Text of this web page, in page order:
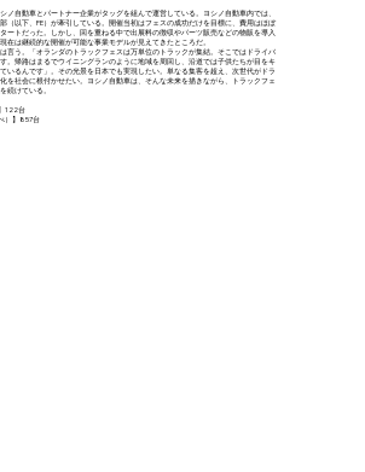
ノ自動車とパートナー企業がタッグを組んで運営している。ヨシノ自動車内では、
（以下、FE）が牽引している。開催当初はフェスの成功だけを目標に、費用はほぼ
ートだった。しかし、回を重ねる中で出展料の徴収やパーツ販売などの物販を導入
在は継続的な開催が可能な事業モデルが見えてきたところだ。
言う。「オランダのトラックフェスは万単位のトラックが集結。そこではドライバ
。帰路はまるでウイニングランのように地域を周回し、沿道では子供たちが目をキ
いるんです」。その光景を日本でも実現したい。単なる集客を超え、次世代がドラ
を社会に根付かせたい。ヨシノ自動車は、そんな未来を描きながら、トラックフェ
続けている。
122台
）】857台